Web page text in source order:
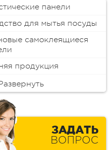
панели
для мытья посуды
самоклеящиеся
продукция
для мебели
(пигменты)
составы
пенаи смывки
для
ЗАДАТЬ
ВОПРОС